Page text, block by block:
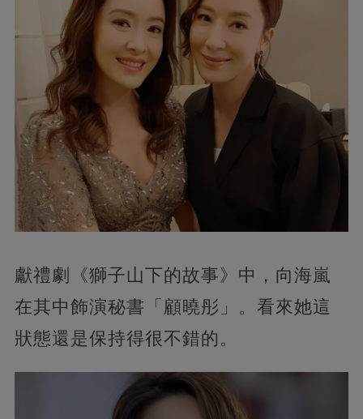
獻禮劇《獅子山下的故事》中，向海嵐
在其中飾演秘書「顧曉彤」。看來她這
狀態還是保持得很不錯的。